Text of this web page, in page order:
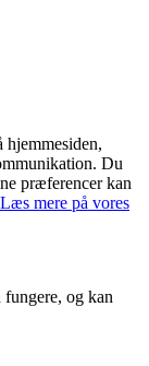
Du
præferencer kan
Læs mere på vores
og kan